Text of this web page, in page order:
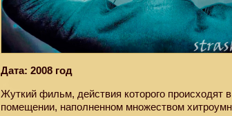
Дата: 2008 год
Жуткий фильм, действия которого происходят
помещении, наполненном множеством